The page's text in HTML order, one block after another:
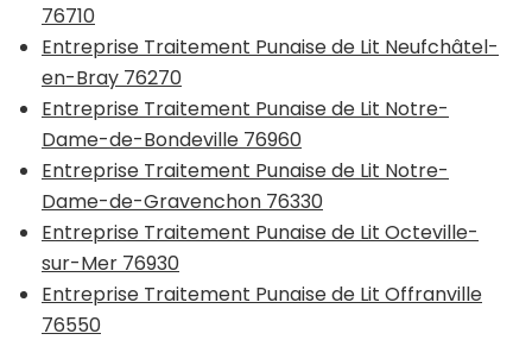
76710
Entreprise Traitement Punaise de Lit Neufchâtel-
en-Bray 76270
Entreprise Traitement Punaise de Lit Notre-
Dame-de-Bondeville 76960
Entreprise Traitement Punaise de Lit Notre-
Dame-de-Gravenchon 76330
Entreprise Traitement Punaise de Lit Octeville-
sur-Mer 76930
Entreprise Traitement Punaise de Lit Offranville
76550